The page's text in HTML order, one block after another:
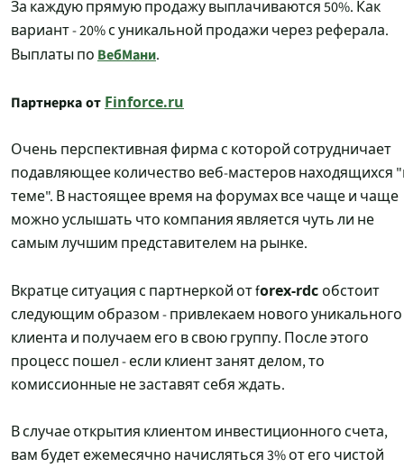
За каждую прямую продажу выплачиваются 50%. Как
вариант - 20% с уникальной продажи через реферала.
Выплаты по ВебМани.
Партнерка от Finforce.ru
Очень перспективная фирма с которой сотрудничает
подавляющее количество веб-мастеров находящихся
теме". В настоящее время на форумах все чаще и чаще
можно услышать что компания является чуть ли не
самым лучшим представителем на рынке.
Вкратце ситуация с партнеркой от forex-rdcобстоит
следующим образом - привлекаем нового уникального
клиента и получаем его в свою группу. После этого
процесс пошел - если клиент занят делом, то
комиссионные не заставят себя ждать.
В случае открытия клиентом инвестиционного счета,
вам будет ежемесячно начисляться 3% от его чистой